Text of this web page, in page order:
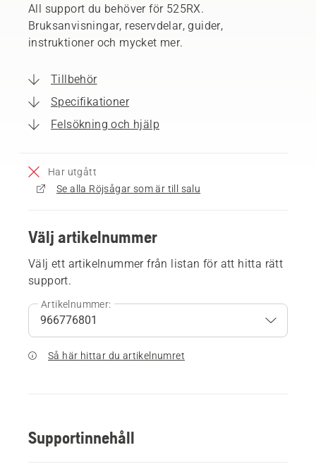
All support du behöver för 525RX.
Bruksanvisningar, reservdelar, guider,
instruktioner och mycket mer.
Tillbehör
Specifikationer
Felsökning och hjälp
Har utgått
Se alla Röjsågar som är till salu
Välj artikelnummer
Välj ett artikelnummer från listan för att hitta rätt
support.
Artikelnummer:
Så här hittar du artikelnumret
Supportinnehåll